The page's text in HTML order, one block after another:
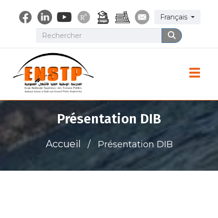
Select your
Français
Rechercher
Présentation DIB
Accueil Présentation DIB